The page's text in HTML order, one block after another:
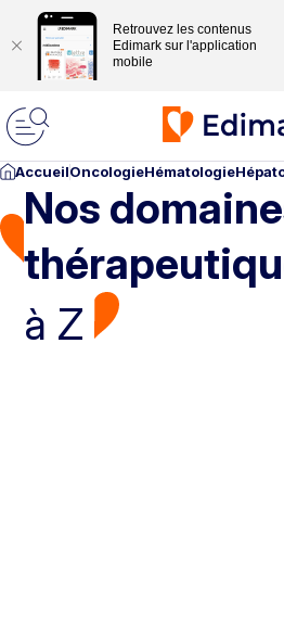
Retrouvez les contenus
Edimark sur l'application
mobile
AccueilOncologieHématologie
Nos
à Z